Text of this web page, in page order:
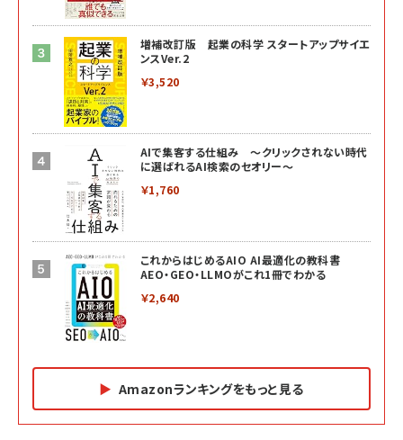
増補改訂版 起業の科学 スタートアップサイエ
ンスVer.2
￥3,520
AIで集客する仕組み ～クリックされない時代
に選ばれるAI検索のセオリー～
￥1,760
これからはじめるAIO AI最適化の教科書
AEO・GEO・LLMOがこれ1冊でわかる
￥2,640
Amazonランキングをもっと見る